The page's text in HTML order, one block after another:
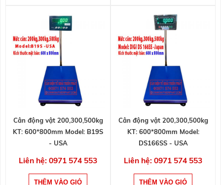
Cân động vật 200,300,500kg
KT: 600*800mm Model: B19S
- USA
Liên hệ: 0971 574 553
Cân động vật 200,300,500kg
KT: 600*800mm Model:
DS166SS - USA
Liên hệ: 0971 574 553